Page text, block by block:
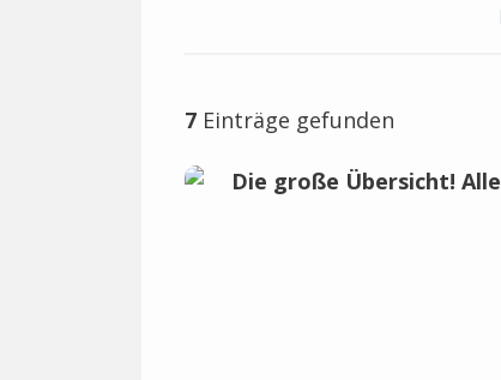
7 Einträge gefunden